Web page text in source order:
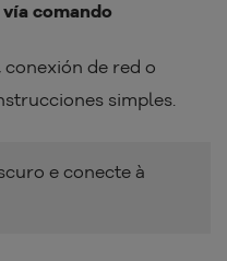
comando
de red o
simples.
e conecte à